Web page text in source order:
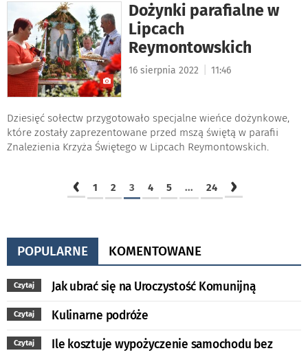
Dożynki parafialne w
Lipcach
Reymontowskich
16 sierpnia 2022 11:46
Dziesięć sołectw przygotowało specjalne wieńce dożynkowe,
które zostały zaprezentowane przed mszą świętą w parafii
Znalezienia Krzyża Świętego w Lipcach Reymontowskich.
‹ 1 2 3 4 5 ... 24 ›
POPULARNE KOMENTOWANE
Czytaj Jak ubrać się na Uroczystość Komunijną
Czytaj Kulinarne podróże
Czytaj
Ile kosztuje wypożyczenie samochodu bez